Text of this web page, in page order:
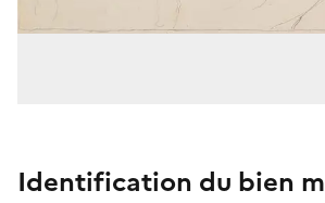
Identification du bien